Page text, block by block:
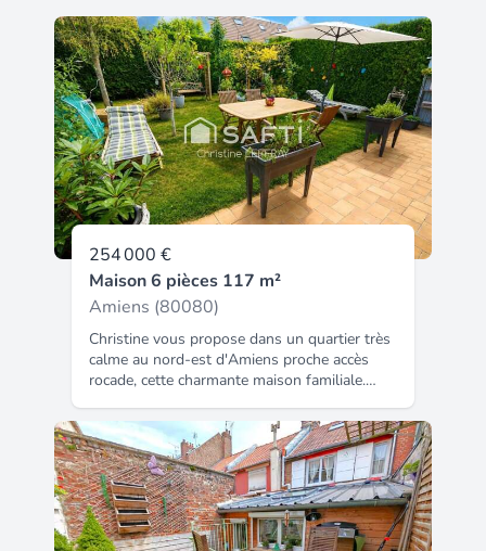
254 000 €
Maison 6 pièces 117 m²
Amiens (80080)
Christine vous propose dans un quartier très
calme au nord-est d'Amiens proche accès
rocade, cette charmante maison familiale.
une jolie pièce de vie lumineuse comprenant
un salon-séjour chaleureux avec son poêle à
bois, ouvert sur une cuisine aménagée et
entièrement équipée. Le rez-de-chaussée
dispose également d'un cellier, d'un wc, ainsi
que d'un accès direct au garage. À l'étage, un
palier dessert, une salle de bain avec douche